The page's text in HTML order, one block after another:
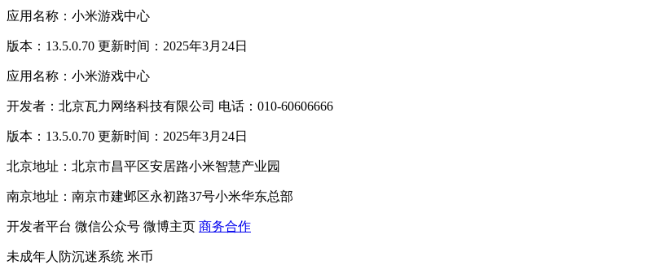
应用名称：小米游戏中心
版本：13.5.0.70 更新时间：2025年3月24日
应用名称：小米游戏中心
开发者：北京瓦力网络科技有限公司 电话：010-60606666
版本：13.5.0.70 更新时间：2025年3月24日
北京地址：北京市昌平区安居路小米智慧产业园
南京地址：南京市建邺区永初路37号小米华东总部
开发者平台 微信公众号 微博主页 商务合作
未成年人防沉迷系统 米币